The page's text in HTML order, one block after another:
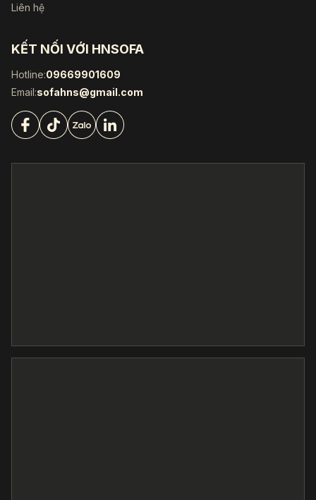
Liên hệ
KẾT NỐI VỚI HNSOFA
Hotline:09669901609
Email:sofahns@gmail.com